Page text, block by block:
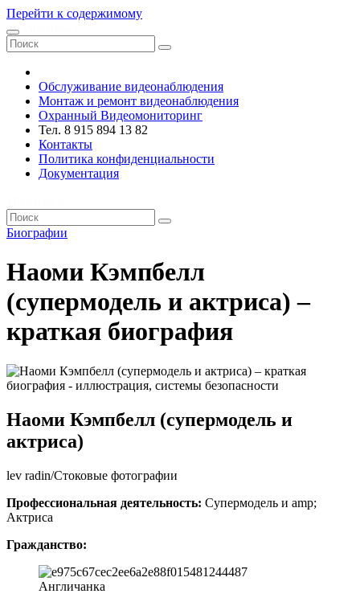
Перейти к содержимому
Обслуживание видеонаблюдения
Монтаж и ремонт видеонаблюдения
Охранный Видеомониторинг
Тел. 8 915 894 13 82
Контакты
Политика конфиденциальности
Документация
Биографии
Наоми Кэмпбелл
(супермодель и актриса) –
краткая биография
Наоми Кэмпбелл (супермодель и
актриса)
lev radin/Стоковые фотографии
Профессиональная деятельность: Супермодель и amp;
Актриса
Гражданство:
Англичанка